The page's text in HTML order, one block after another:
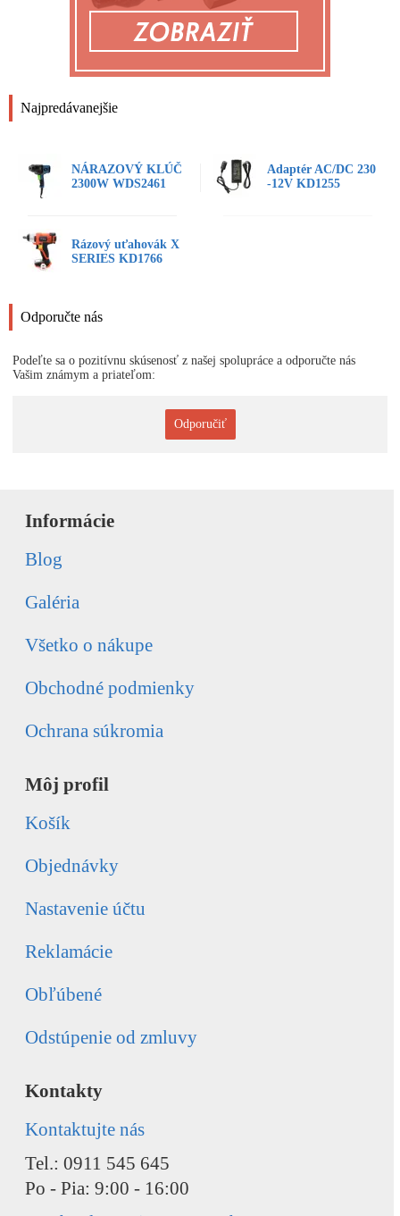
Najpredávanejšie
NÁRAZOVÝ KLÚČ
2300W WDS2461
Adaptér AC/DC 230
-12V KD1255
Rázový uťahovák X
SERIES KD1766
Odporučte nás
Podeľte sa o pozitívnu skúsenosť z našej spolupráce a odporučte nás
Vašim známym a priateľom:
Odporučiť
Informácie
Blog
Galéria
Všetko o nákupe
Obchodné podmienky
Ochrana súkromia
Môj profil
Košík
Objednávky
Nastavenie účtu
Reklamácie
Obľúbené
Odstúpenie od zmluvy
Kontakty
Kontaktujte nás
Tel.: 0911 545 645
Po - Pia: 9:00 - 16:00